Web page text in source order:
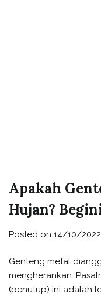
Apakah
Hujan?
Posted on 14/10/2022
Genteng metal
mengherankan.
(penutup) ini adalah